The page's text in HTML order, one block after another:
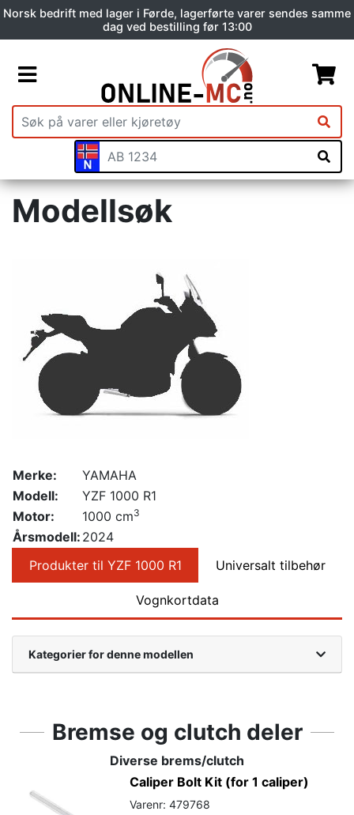
Norsk bedrift med lager i Førde, lagerførte varer sendes samme
dag ved bestilling før 13:00
Modellsøk
Merke:
YAMAHA
Modell:
YZF 1000 R1
Motor:
1000 cm3
Årsmodell: 2024
Produkter til YZF 1000 R1
Universalt tilbehør
Vognkortdata
Kategorier for denne modellen
Bremse og clutch deler
Diverse brems/clutch
Caliper Bolt Kit (for 1 caliper)
Varenr: 479768